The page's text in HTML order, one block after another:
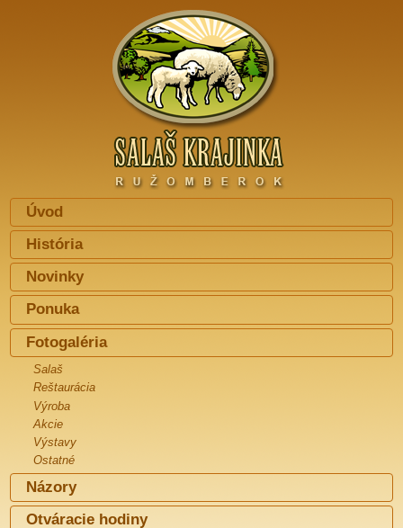
Úvod
História
Novinky
Ponuka
Fotogaléria
Salaš
Reštaurácia
Výroba
Akcie
Výstavy
Ostatné
Názory
Otváracie hodiny